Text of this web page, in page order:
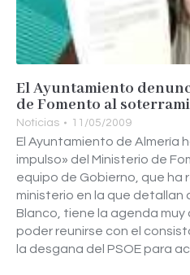
El Ayuntamiento
de Fomento al
Noticias 11/05/2009
El Ayuntamiento de Almería
impulso» del Ministerio de
equipo de Gobierno, que ha
ministerio en la que detallan
Blanco, tiene la agenda
poder reunirse con el
la desgana del PSOE para